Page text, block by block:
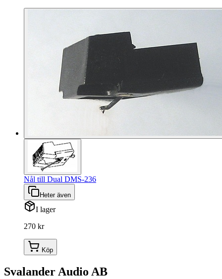
Nål till Dual DMS-236
Heter även
I lager
270 kr
Köp
Svalander Audio AB